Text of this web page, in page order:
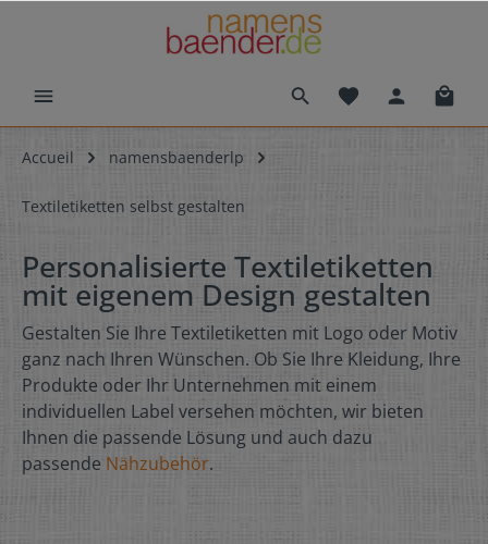
Accueil namensbaenderlp
Textiletiketten selbst gestalten
Personalisierte Textiletiketten
mit eigenem Design gestalten
Gestalten Sie Ihre Textiletiketten mit Logo oder Motiv
ganz nach Ihren Wünschen. Ob Sie Ihre Kleidung, Ihre
Produkte oder Ihr Unternehmen mit einem
individuellen Label versehen möchten, wir bieten
Ihnen die passende Lösung und auch dazu
passende Nähzubehör.